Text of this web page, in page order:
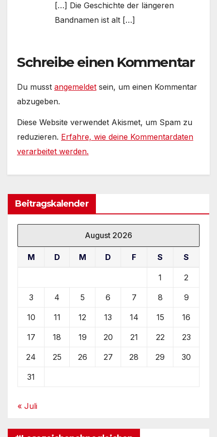
[…] Die Geschichte der längeren
Bandnamen ist alt […]
Schreibe einen Kommentar
Du musst angemeldet sein, um einen Kommentar
abzugeben.
Diese Website verwendet Akismet, um Spam zu
reduzieren. Erfahre, wie deine Kommentardaten
verarbeitet werden.
Beitragskalender
August 2026
M D M D F S S
1 2
3 4 5 6 7 8 9
10 11 12 13 14 15 16
17 18 19 20 21 22 23
24 25 26 27 28 29 30
31
« Juli